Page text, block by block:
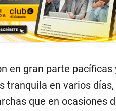
en gran parte pacíficas
tranquila en varios
que en ocasiones